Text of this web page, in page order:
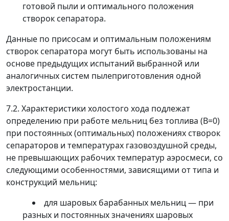
готовой пыли и оптимального положения
створок сепаратора.
Данные по присосам и оптимальным положениям
створок сепаратора могут быть использованы на
основе предыдущих испытаний выбранной или
аналогичных систем пылеприготовления одной
электростанции.
7.2. Характеристики холостого хода подлежат
определению при работе мельниц без топлива (В=0)
при постоянных (оптимальных) положениях створок
сепараторов и температурах газовоздушной среды,
не превышающих рабочих температур аэросмеси, со
следующими особенностями, зависящими от типа и
конструкций мельниц:
для шаровых барабанных мельниц— при
разных и постоянных значениях шаровых